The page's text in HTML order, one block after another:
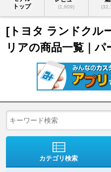
トップ
(1,609)
[トヨタ ランドクル
リアの商品一覧｜パ
カテゴリ検索